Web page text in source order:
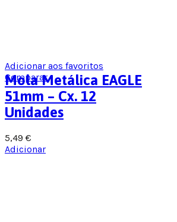
Adicionar aos favoritos
Comparar
Mola Metálica EAGLE
51mm – Cx. 12
Unidades
5,49 €
Adicionar